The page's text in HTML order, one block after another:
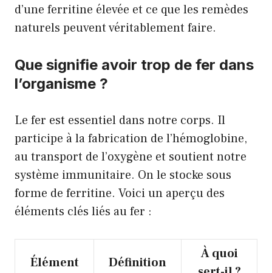
d’une ferritine élevée et ce que les remèdes
naturels peuvent véritablement faire.
Que signifie avoir trop de fer dans
l’organisme ?
Le fer est essentiel dans notre corps. Il
participe à la fabrication de l’hémoglobine,
au transport de l’oxygène et soutient notre
système immunitaire. On le stocke sous
forme de ferritine. Voici un aperçu des
éléments clés liés au fer :
Élément Définition
À quoi